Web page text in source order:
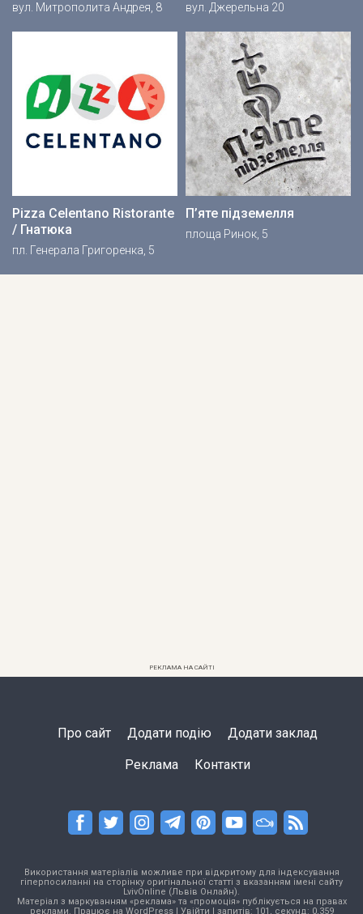
вул. Митрополита Андрея, 8 вул. Джерельна 20
Pizza Celentano Ristorante
/ Гнатюка
пл. Генерала Григоренка, 5
П’яте підземелля
площа Ринок, 5
РЕКЛАМА НА САЙТІ
Про сайт Додати подію Додати заклад
Реклама Контакти
Використання матеріалів можливе при відкритому для індексування
гіперпосиланні на сторінку оригінальної статті з вказанням імені сайту
LvivOnline (Львів Онлайн).
Матеріал з маркуванням «реклама» та «промоція» публікується на правах
реклами. Працює на WordPress| Увійти | запитів: 101, секунд: 0,359